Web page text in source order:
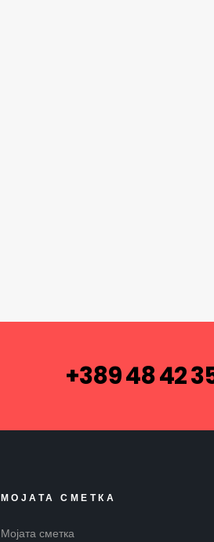
+389 48 42
МОЈАТА СМЕТКА
Мојата сметка